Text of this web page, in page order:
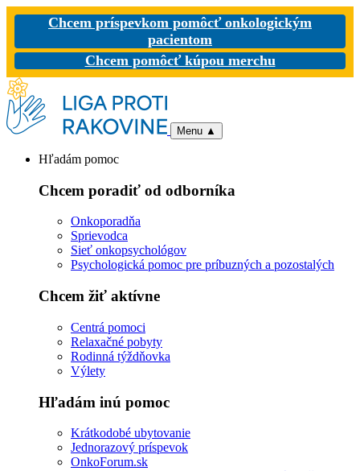
Chcem príspevkom pomôcť onkologickým
pacientom
Chcem pomôcť kúpou merchu
Menu ▲
Hľadám pomoc
Chcem poradiť od odborníka
Onkoporadňa
Sprievodca
Sieť onkopsychológov
Psychologická pomoc pre príbuzných a pozostalých
Chcem žiť aktívne
Centrá pomoci
Relaxačné pobyty
Rodinná týždňovka
Výlety
Hľadám inú pomoc
Krátkodobé ubytovanie
Jednorazový príspevok
OnkoForum.sk